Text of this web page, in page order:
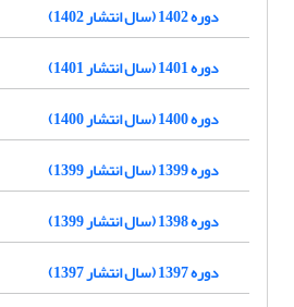
دوره 1402 (سال انتشار 1402)
دوره 1401 (سال انتشار 1401)
دوره 1400 (سال انتشار 1400)
دوره 1399 (سال انتشار 1399)
دوره 1398 (سال انتشار 1399)
دوره 1397 (سال انتشار 1397)